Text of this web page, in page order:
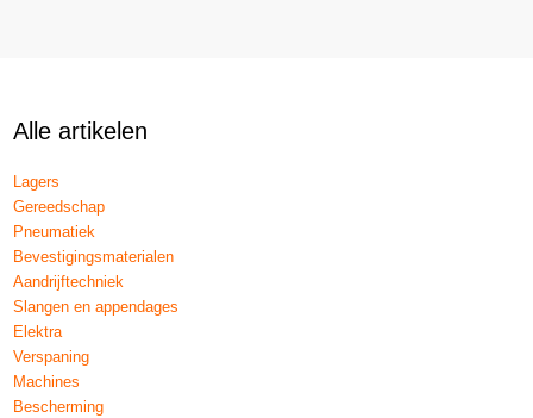
Alle artikelen
Lagers
Gereedschap
Pneumatiek
Bevestigingsmaterialen
Aandrijftechniek
Slangen en appendages
Elektra
Verspaning
Machines
Bescherming